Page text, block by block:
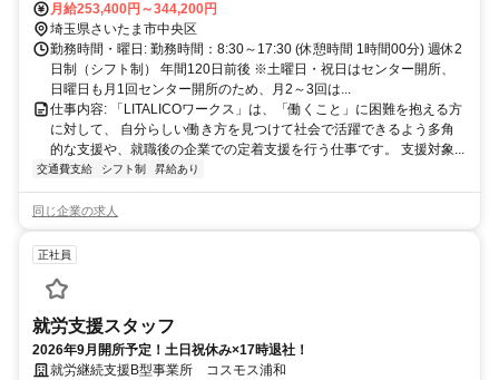
月給253,400円～344,200円
埼玉県さいたま市中央区
勤務時間・曜日: 勤務時間：8:30～17:30 (休憩時間 1時間00分) 週休2
日制（シフト制） 年間120日前後 ※土曜日・祝日はセンター開所、
日曜日も月1回センター開所のため、月2～3回は...
仕事内容: 「LITALICOワークス」は、「働くこと」に困難を抱える方
に対して、 自分らしい働き方を見つけて社会で活躍できるよう多角
的な支援や、就職後の企業での定着支援を行う仕事です。 支援対象...
交通費支給 シフト制 昇給あり
同じ企業の求人
正社員
就労支援スタッフ
2026年9月開所予定！土日祝休み×17時退社！
就労継続支援B型事業所 コスモス浦和